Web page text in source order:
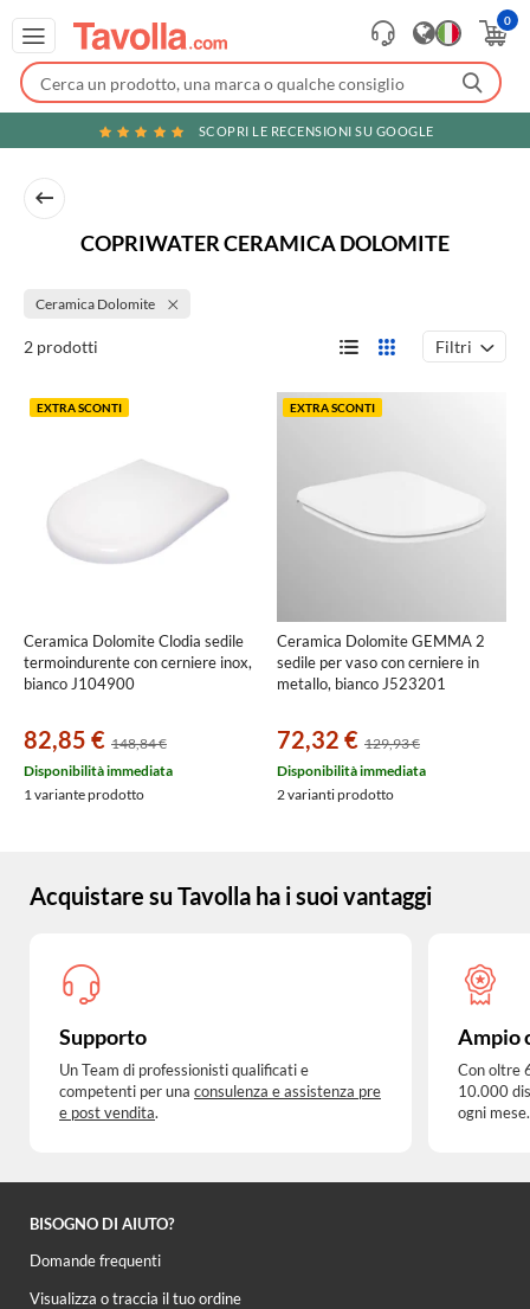
0
SCOPRI LE RECENSIONI SU GOOGLE
COPRIWATER CERAMICA DOLOMITE
Ceramica Dolomite
2 prodotti Filtri
EXTRA SCONTI
Ceramica Dolomite Clodia sedile
termoindurente con cerniere inox,
bianco J104900
82,85 € 148,84 €
Disponibilità immediata
1 variante prodotto
EXTRA SCONTI
Ceramica Dolomite GEMMA 2
sedile per vaso con cerniere in
metallo, bianco J523201
72,32 € 129,93 €
Disponibilità immediata
2 varianti prodotto
Acquistare su Tavolla ha i suoi vantaggi
Supporto
Un Team di professionisti qualificati e
competenti per una consulenza e assistenza pre
e post vendita.
Ampio
Con oltre
10.000
ogni mese.
BISOGNO DI AIUTO?
Domande frequenti
Visualizza o traccia il tuo ordine